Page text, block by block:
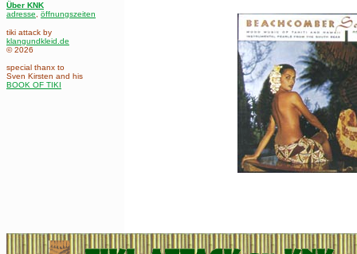
Über KNK
adresse
öffnungszeiten
tiki attack by
klangundkleid.de
© 2026
special thanx to
Sven Kirsten and his
BOOK OF TIKI